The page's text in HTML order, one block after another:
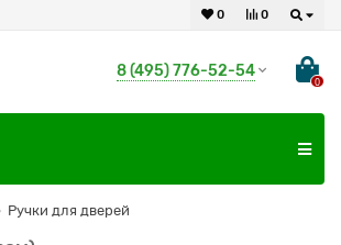
0
0
8 (495) 776-52-54
0
Ручки для дверей